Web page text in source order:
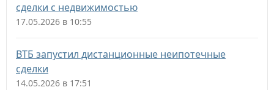
сделки с недвижимостью
17.05.2026 в 10:55
ВТБ запустил дистанционные неипотечные
сделки
14.05.2026 в 17:51